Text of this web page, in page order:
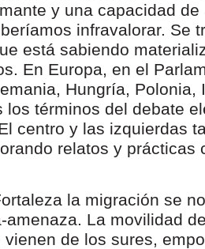
y una capacidad
infravalorar. Se
está sabiendo
En Europa, en el
Hungría, Polonia,
los términos del debate
centro y las izquierdas
relatos y prácticas
la migración se
amenaza. La movilidad
de los sures,